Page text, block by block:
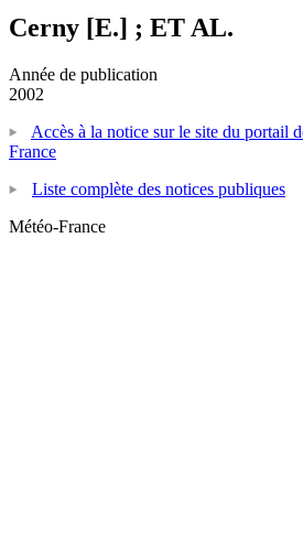
Cerny [E.] ; ET AL.
Année de publication
2002
Accès à la notice sur le site du portail
France
Liste complète des notices publiques
Météo-France